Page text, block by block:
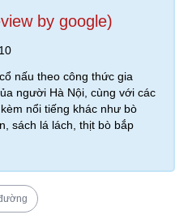
by google)
nấu theo công thức gia
người Hà Nội, cùng với các
nổi tiếng khác như bò
sách lá lách, thịt bò bắp